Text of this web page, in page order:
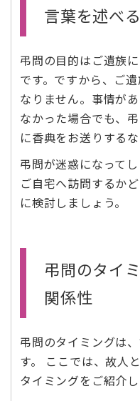
言葉を述べ
弔問の目的はご遺族
です。ですから、ご
なりません。事情が
なかった場合でも、
に香典をお送りする
弔問が迷惑になって
ご自宅へ訪問するか
に検討しましょう。
弔問のタイ
関係性
弔問のタイミングは
す。 ここでは、故人
タイミングをご紹介し